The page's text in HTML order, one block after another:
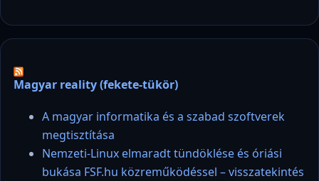
Magyar reality (fekete-tükör)
A magyar informatika és a szabad szoftverek
megtisztítása
Nemzeti-Linux elmaradt tündöklése és óriási
bukása FSF.hu közreműködéssel – visszatekintés